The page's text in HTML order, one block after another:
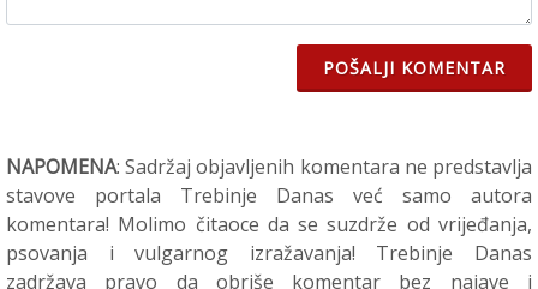
POŠALJI KOMENTAR
NAPOMENA: Sadržaj objavljenih komentara ne predstavlja
stavove portala Trebinje Danas već samo autora
komentara! Molimo čitaoce da se suzdrže od vrijeđanja,
psovanja i vulgarnog izražavanja! Trebinje Danas
zadržava pravo da obriše komentar bez najave i